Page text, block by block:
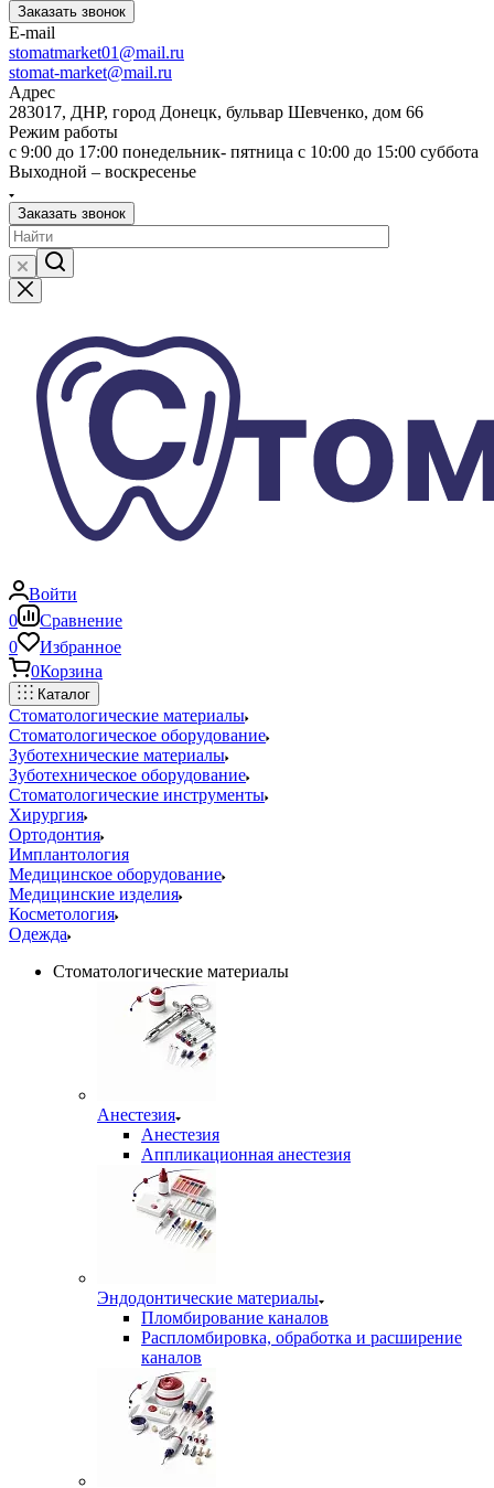
Заказать звонок
E-mail
stomatmarket01@mail.ru
stomat-market@mail.ru
Адрес
283017, ДНР, город Донецк, бульвар Шевченко, дом 66
Режим работы
с 9:00 до 17:00 понедельник- пятница с 10:00 до 15:00 суббота
Выходной – воскресенье
Заказать звонок
Войти
0
Сравнение
0
Избранное
0Корзина
Каталог
Стоматологические материалы
Стоматологическое оборудование
Зуботехнические материалы
Зуботехническое оборудование
Стоматологические инструменты
Хирургия
Ортодонтия
Имплантология
Медицинское оборудование
Медицинские изделия
Косметология
Одежда
Стоматологические материалы
Анестезия
Анестезия
Аппликационная анестезия
Эндодонтические материалы
Пломбирование каналов
Распломбировка, обработка и расширение
каналов